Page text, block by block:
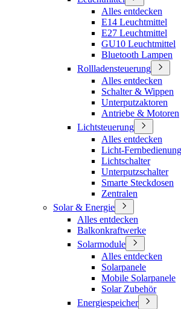
Alles entdecken
E14 Leuchtmittel
E27 Leuchtmittel
GU10 Leuchtmittel
Bluetooth Lampen
Rollladensteuerung
Alles entdecken
Schalter & Wippen
Unterputzaktoren
Antriebe & Motoren
Lichtsteuerung
Alles entdecken
Licht-
Lichtschalter
Unterputzschalter
Smarte Steckdosen
Zentralen
Solar & Energie
Alles entdecken
Balkonkraftwerke
Solarmodule
Alles entdecken
Solarpanele
Mobile Solarpanele
Solar Zubehör
Energiespeicher